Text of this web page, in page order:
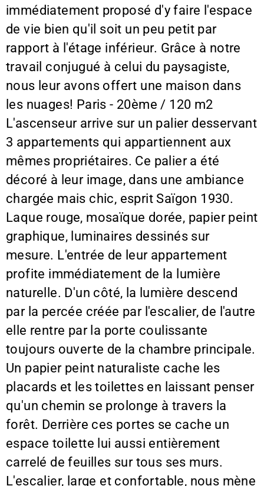
immédiatement proposé d'y faire l'espace
de vie bien qu'il soit un peu petit par
rapport à l'étage inférieur. Grâce à notre
travail conjugué à celui du paysagiste,
nous leur avons offert une maison dans
les nuages! Paris - 20ème / 120 m2
L'ascenseur arrive sur un palier desservant
3 appartements qui appartiennent aux
mêmes propriétaires. Ce palier a été
décoré à leur image, dans une ambiance
chargée mais chic, esprit Saïgon 1930.
Laque rouge, mosaïque dorée, papier peint
graphique, luminaires dessinés sur
mesure. L'entrée de leur appartement
profite immédiatement de la lumière
naturelle. D'un côté, la lumière descend
par la percée créée par l'escalier, de l'autre
elle rentre par la porte coulissante
toujours ouverte de la chambre principale.
Un papier peint naturaliste cache les
placards et les toilettes en laissant penser
qu'un chemin se prolonge à travers la
forêt. Derrière ces portes se cache un
espace toilette lui aussi entièrement
carrelé de feuilles sur tous ses murs.
L'escalier, large et confortable, nous mène